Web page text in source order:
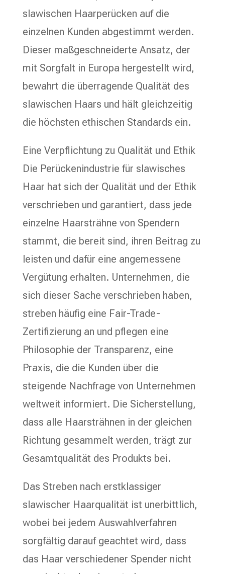
slawischen Haarperücken auf die
einzelnen Kunden abgestimmt werden.
Dieser maßgeschneiderte Ansatz, der
mit Sorgfalt in Europa hergestellt wird,
bewahrt die überragende Qualität des
slawischen Haars und hält gleichzeitig
die höchsten ethischen Standards ein.
Eine Verpflichtung zu Qualität und Ethik
Die Perückenindustrie für slawisches
Haar hat sich der Qualität und der Ethik
verschrieben und garantiert, dass jede
einzelne Haarsträhne von Spendern
stammt, die bereit sind, ihren Beitrag zu
leisten und dafür eine angemessene
Vergütung erhalten. Unternehmen, die
sich dieser Sache verschrieben haben,
streben häufig eine Fair-Trade-
Zertifizierung an und pflegen eine
Philosophie der Transparenz, eine
Praxis, die die Kunden über die
steigende Nachfrage von Unternehmen
weltweit informiert. Die Sicherstellung,
dass alle Haarsträhnen in der gleichen
Richtung gesammelt werden, trägt zur
Gesamtqualität des Produkts bei.
Das Streben nach erstklassiger
slawischer Haarqualität ist unerbittlich,
wobei bei jedem Auswahlverfahren
sorgfältig darauf geachtet wird, dass
das Haar verschiedener Spender nicht